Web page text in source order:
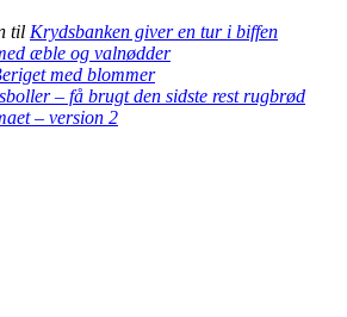
til Krydsbanken giver en tur i biffen
æble og valnødder
med blommer
– få brugt den sidste rest rugbrød
– version 2